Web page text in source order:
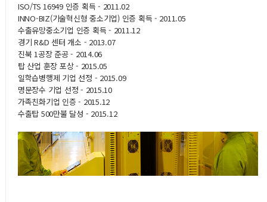
ISO/TS 16949 인증 획득 - 2011.02
INNO-BIZ(기술혁신형 중소기업) 인증 획득 - 2011.05
수출유망중소기업 인증 획득 - 2011.12
경기 R&D 센터 개소 - 2013.07
진북 1공장 준공 - 2014.06
탑 산업 훈장 포상 - 2015.05
일학습병행제 기업 선정 - 2015.09
명문장수 기업 선정 - 2015.10
가족친화기업 인증 - 2015.12
수출탑 500만불 달성 - 2015.12